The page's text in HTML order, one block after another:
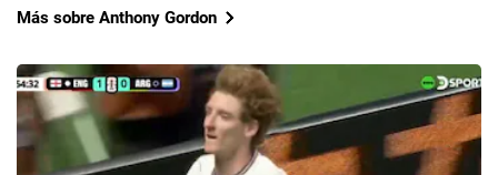
Más sobre Anthony Gordon